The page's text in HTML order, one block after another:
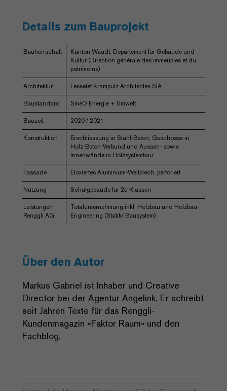
Details zum Bauprojekt
Bauherrschaft
Kanton Waadt, Departement für Gebäude und
Kultur (Direction générale des immeubles et du
patrimoine)
Architektur Fesselet Krampulz Architectes SIA
Baustandard SméO Energie + Umwelt
Bauzeit 2020 / 2021
Konstruktion
Erschliessung in Stahl-Beton, Geschosse in
Holz-Beton-Verbund und Aussen- sowie
Innenwände in Holzsystembau
Fassade Eloxiertes Aluminium-Wellblech, perforiert
Nutzung Schulgebäude für 25 Klassen
Leistungen
Renggli AG
Totalunternehmung inkl. Holzbau und Holzbau-
Engineering (Statik/ Bausystem)
Über den Autor
Markus Gabriel ist Inhaber und Creative
Director bei der Agentur Angelink. Er schreibt
seit Jahren Texte für das Renggli-
Kundenmagazin «Faktor Raum» und den
Fachblog.